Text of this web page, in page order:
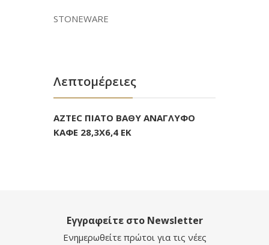
STONEWARE
Λεπτομέρειες
AZTEC ΠΙΑΤΟ ΒΑΘΥ ΑΝΑΓΛΥΦΟ
ΚΑΦΕ 28,3Χ6,4 ΕΚ
Εγγραφείτε στο Newsletter
Ενημερωθείτε πρώτοι για τις νέες